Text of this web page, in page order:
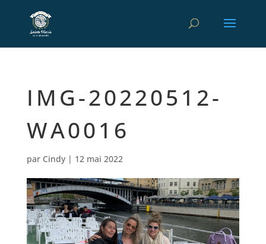
IMG-20220512-
WA0016
par Cindy| 12 mai 2022